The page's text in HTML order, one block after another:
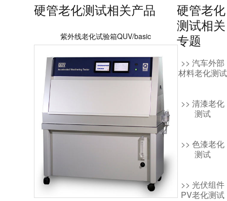
硬管老化测试相关产品
紫外线老化试验箱QUV/basic
硬管老化
测试相关
专题
>> 汽车外部
材料老化测试
>> 清漆老化
测试
>> 色漆老化
测试
>> 光伏组件
PV老化测试